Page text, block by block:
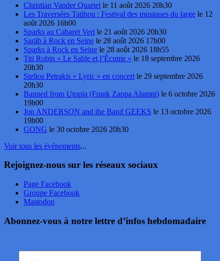
Christian Vander Quartet le 11 août 2026 20h30
Les Traversées Tatihou : Festival des musiques du large le 12
août 2026 16h00
Sparks au Cabaret Vert le 21 août 2026 20h30
Sarāb à Rock en Seine le 28 août 2026 17h00
Sparks à Rock en Seine le 28 août 2026 18h55
Titi Robin « Le Sable et l’Écume » le 18 septembre 2026
20h30
Stelios Petrakis « Lyric » en concert le 29 septembre 2026
20h30
Banned from Utopia (Frank Zappa Alumni) le 6 octobre 2026
19h00
Jon ANDERSON and the Band GEEKS le 13 octobre 2026
19h00
GONG le 30 octobre 2026 20h30
Voir tous les événements...
Rejoignez-nous sur les réseaux sociaux
Page Facebook
Groupe Facebook
Mastodon
Abonnez-vous à notre lettre d’infos hebdomadaire